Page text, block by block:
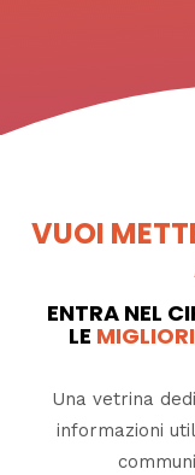
VUOI
ENTRA NEL
LE MIGLIORI
Una vetrina
informazioni